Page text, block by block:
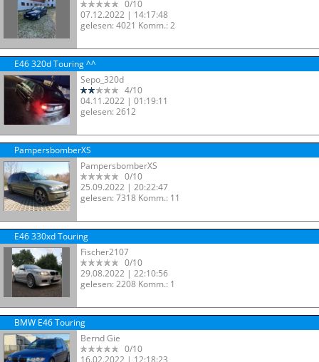
0/10
07.12.2022 | 14:17:48
gelesen: 4021 Komm.: 2
E46 320d Touring ^^
Sepo_320d
4/10
04.11.2022 | 01:19:11
gelesen: 2612
PampersbomberXS
PampersbomberXS
0/10
25.09.2022 | 20:22:47
gelesen: 7318 Komm.: 11
E46 330xd Touring
Fischer2107
0/10
29.08.2022 | 22:10:56
gelesen: 2208 Komm.: 1
BMW E46 Touring
Bernd Gie
0/10
16.02.2022 | 12:18:23